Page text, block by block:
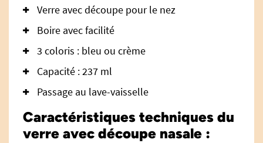
Verre avec découpe pour le nez
Boire avec facilité
3 coloris : bleu ou crème
Capacité : 237 ml
Passage au lave-vaisselle
Caractéristiques techniques du
verre avec découpe nasale :